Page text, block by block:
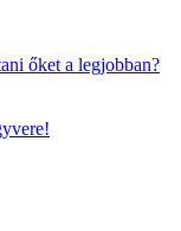
őket a legjobban?